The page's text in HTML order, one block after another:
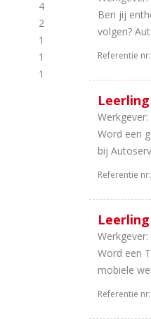
4
2
1
1
1
Ben jij
volgen?
Referentie nr:
Werkgever:
Word een
bij
Referentie nr:
Werkgever:
Word een
mobiele
Referentie nr: